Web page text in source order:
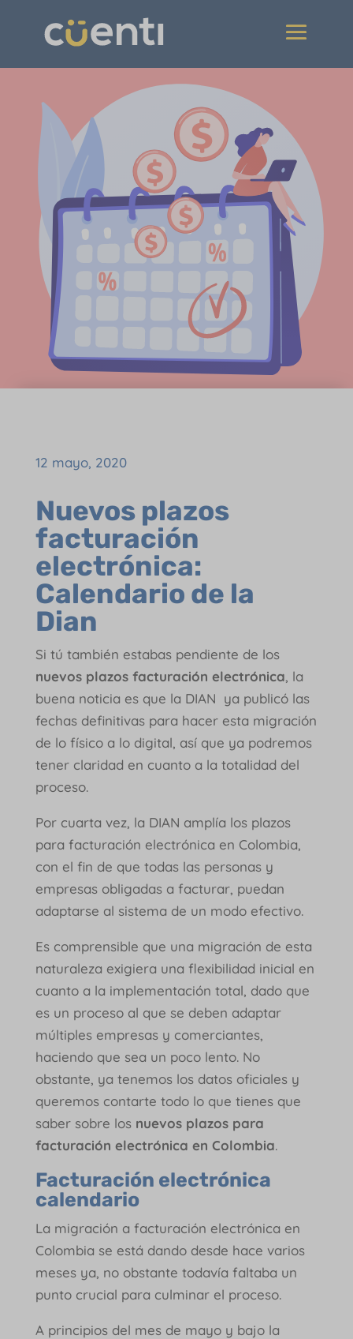
12 mayo, 2020
Nuevos plazos
facturación
electrónica:
Calendario de la
Dian
Si tú también estabas pendiente de los
nuevos plazos facturación electrónica, la
buena noticia es que la DIAN ya publicó las
fechas definitivas para hacer esta migración
de lo físico a lo digital, así que ya podremos
tener claridad en cuanto a la totalidad del
proceso.
Por cuarta vez, la DIAN amplía los plazos
para facturación electrónica en Colombia,
con el fin de que todas las personas y
empresas obligadas a facturar, puedan
adaptarse al sistema de un modo efectivo.
Es comprensible que una migración de esta
naturaleza exigiera una flexibilidad inicial en
cuanto a la implementación total, dado que
es un proceso al que se deben adaptar
múltiples empresas y comerciantes,
haciendo que sea un poco lento. No
obstante, ya tenemos los datos oficiales y
queremos contarte todo lo que tienes que
saber sobre los nuevos plazos para
facturación electrónica en Colombia.
Facturación electrónica
calendario
La migración a facturación electrónica en
Colombia se está dando desde hace varios
meses ya, no obstante todavía faltaba un
punto crucial para culminar el proceso.
A principios del mes de mayo y bajo la